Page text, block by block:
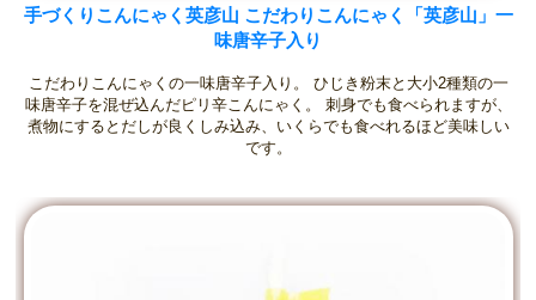
手づくりこんにゃく英彦山 こだわりこんにゃく「英彦山」一
味唐辛子入り
こだわりこんにゃくの一味唐辛子入り。 ひじき粉末と大小2種類の一
味唐辛子を混ぜ込んだピリ辛こんにゃく。 刺身でも食べられますが、
煮物にするとだしが良くしみ込み、いくらでも食べれるほど美味しい
です。